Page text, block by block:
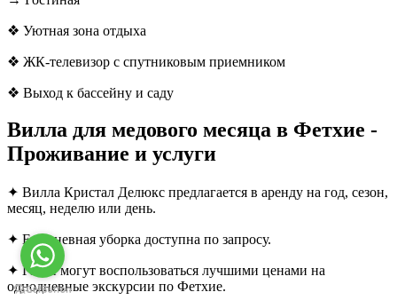
❖ Уютная зона отдыха
❖ ЖК-телевизор с спутниковым приемником
❖ Выход к бассейну и саду
Вилла для медового месяца в Фетхие -
Проживание и услуги
✦ Вилла Кристал Делюкс предлагается в аренду на год, сезон,
месяц, неделю или день.
✦ Ежедневная уборка доступна по запросу.
✦ Гости могут воспользоваться лучшими ценами на
однодневные экскурсии по Фетхие.